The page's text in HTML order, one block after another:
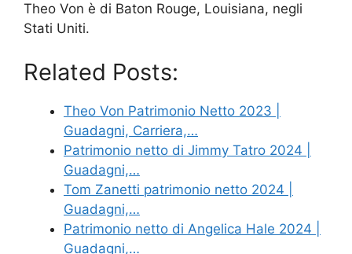
Theo Von è di Baton Rouge, Louisiana, negli
Stati Uniti.
Related Posts:
Theo Von Patrimonio Netto 2023 |
Guadagni, Carriera,…
Patrimonio netto di Jimmy Tatro 2024 |
Guadagni,…
Tom Zanetti patrimonio netto 2024 |
Guadagni,…
Patrimonio netto di Angelica Hale 2024 |
Guadagni,…